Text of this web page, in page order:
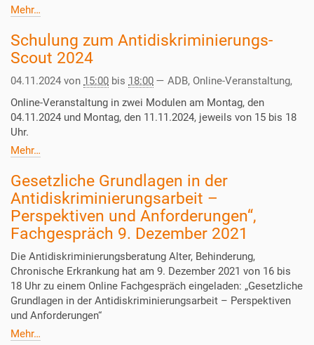
Mehr…
Schulung zum Antidiskriminierungs-
Scout 2024
04.11.2024 von 15:00 bis 18:00 — ADB, Online-Veranstaltung,
Online-Veranstaltung in zwei Modulen am Montag, den
04.11.2024 und Montag, den 11.11.2024, jeweils von 15 bis 18
Uhr.
Mehr…
Gesetzliche Grundlagen in der
Antidiskriminierungsarbeit –
Perspektiven und Anforderungen“,
Fachgespräch 9. Dezember 2021
Die Antidiskriminierungsberatung Alter, Behinderung,
Chronische Erkrankung hat am 9. Dezember 2021 von 16 bis
18 Uhr zu einem Online Fachgespräch eingeladen: „Gesetzliche
Grundlagen in der Antidiskriminierungsarbeit – Perspektiven
und Anforderungen“
Mehr…